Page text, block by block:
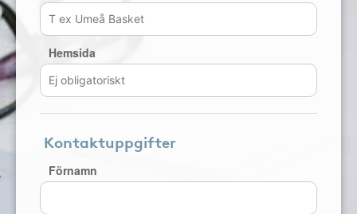
Hemsida
Kontaktuppgifter
Förnamn